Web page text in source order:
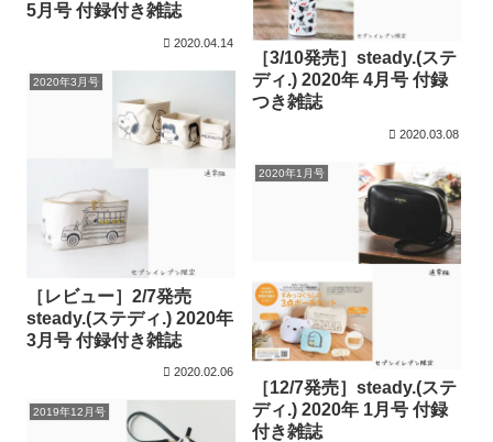
5月号 付録付き雑誌
2020.04.14
［3/10発売］steady.(ステ
ディ.) 2020年 4月号 付録
つき雑誌
2020.03.08
2020年3月号
［レビュー］2/7発売
steady.(ステディ.) 2020年
3月号 付録付き雑誌
2020.02.06
2020年1月号
［12/7発売］steady.(ステ
ディ.) 2020年 1月号 付録
付き雑誌
2019年12月号